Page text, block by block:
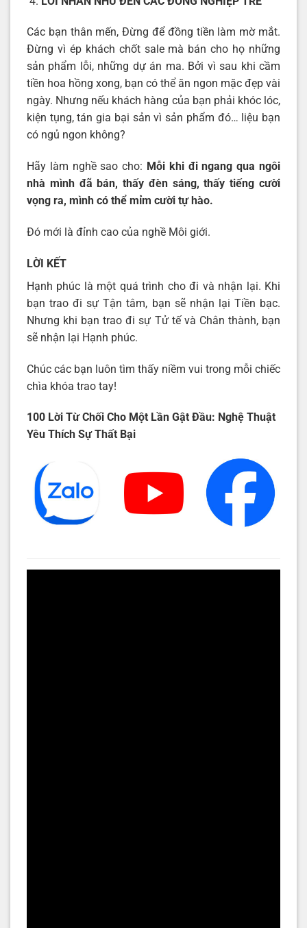
Các bạn thân mến, Đừng để đồng tiền làm mờ mắt.
Đừng vì ép khách chốt sale mà bán cho họ những
sản phẩm lỗi, những dự án ma. Bởi vì sau khi cầm
tiền hoa hồng xong, bạn có thể ăn ngon mặc đẹp vài
ngày. Nhưng nếu khách hàng của bạn phải khóc lóc,
kiện tụng, tán gia bại sản vì sản phẩm đó… liệu bạn
có ngủ ngon không?
Hãy làm nghề sao cho: Mỗi khi đi ngang qua ngôi
nhà mình đã bán, thấy đèn sáng, thấy tiếng cười
vọng ra, mình có thể mỉm cười tự hào.
Đó mới là đỉnh cao của nghề Môi giới.
LỜI KẾT
Hạnh phúc là một quá trình cho đi và nhận lại. Khi
bạn trao đi sự Tận tâm, bạn sẽ nhận lại Tiền bạc.
Nhưng khi bạn trao đi sự Tử tế và Chân thành, bạn
sẽ nhận lại Hạnh phúc.
Chúc các bạn luôn tìm thấy niềm vui trong mỗi chiếc
chìa khóa trao tay!
100 Lời Từ Chối Cho Một Lần Gật Đầu: Nghệ Thuật
Yêu Thích Sự Thất Bại